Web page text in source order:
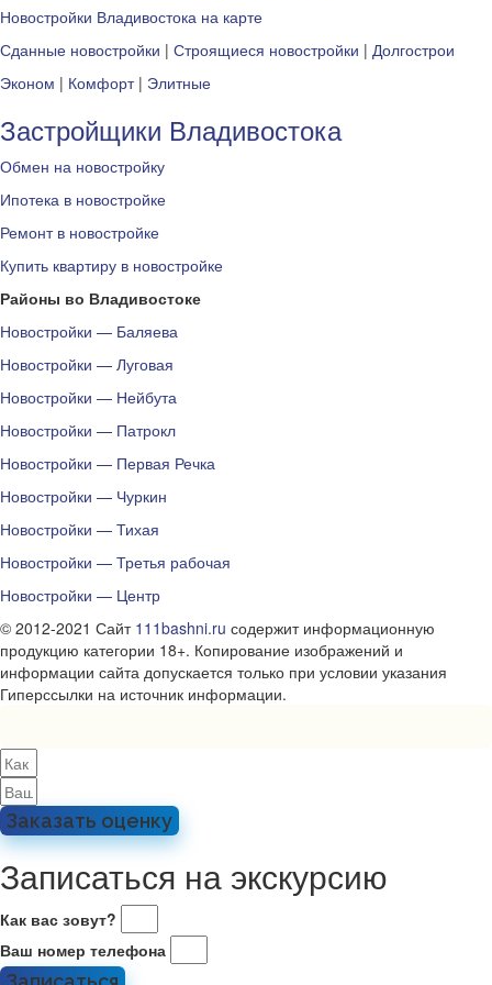
Новостройки Владивостока на карте
Сданные новостройки | Строящиеся новостройки | Долгострои
Эконом | Комфорт| Элитные
Застройщики Владивостока
Обмен на новостройку
Ипотека в новостройке
Ремонт в новостройке
Купить квартиру в новостройке
Районы во Владивостоке
Новостройки — Баляева
Новостройки — Луговая
Новостройки — Нейбута
Новостройки — Патрокл
Новостройки — Первая Речка
Новостройки — Чуркин
Новостройки — Тихая
Новостройки — Третья рабочая
Новостройки — Центр
© 2012-2021 Сайт 111bashni.ru содержит информационную
продукцию категории 18+. Копирование изображений и
информации сайта допускается только при условии указания
Гиперссылки на источник информации.
Заказать оценку
Записаться на экскурсию
Как вас зовут?
Ваш номер телефона